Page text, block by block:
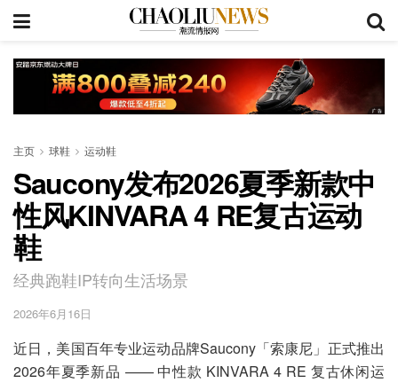
主页 球鞋 运动鞋
Saucony发布2026夏季新款中
性风KINVARA 4 RE复古运动
鞋
经典跑鞋IP转向生活场景
2026年6月16日
近日，美国百年专业运动品牌Saucony「索康尼」正式推出
2026年夏季新品 —— 中性款 KINVARA 4 RE 复古休闲运